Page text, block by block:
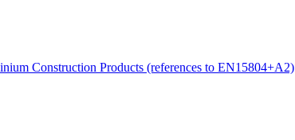
Construction Products (references to EN15804+A2)